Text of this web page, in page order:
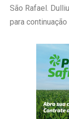
São Rafael.
para